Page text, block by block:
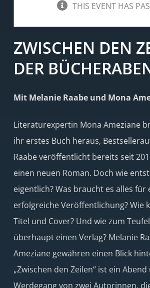
THIS EVENT HAS
ZWISCHEN DEN
DER
Mit Melanie Raabe und Mona
Literaturexpertin Mona Ameziane
ihr erstes Buch heraus,
Raabe veröffentlicht bereits seit
einen neuen Roman. Doch wie
eigentlich? Was braucht es alles für
erfolgreiche Veröffentlichung? Wie
Titel und Cover? Und wie zum
überhaupt einen Verlag? Melanie
Ameziane gewähren einen Blick
„Zwischen den Zeilen“ ist ein
Werdegang von zwei Autorinnen,